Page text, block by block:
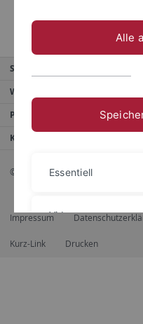
Service
Weitere Angebote
Portale
Kontaktinfo
© 2026 Eberhard Karls Universität
Impressum
Kurz-Link Drucken
Alle
Essentiell
Videos